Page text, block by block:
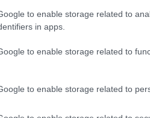
to enable storage related to
in apps.
to enable storage related to
to enable storage related to